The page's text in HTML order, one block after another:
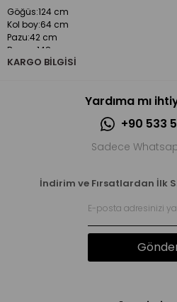
Göğüs:124 cm
Kol boy:64 cm
Pazu:42 cm
Basen:148 cm
Boy:101 cm
KARGO BILGISI
Yardıma mı
+90 533
Sadece
İndirim ve Fırsatlardan İlk